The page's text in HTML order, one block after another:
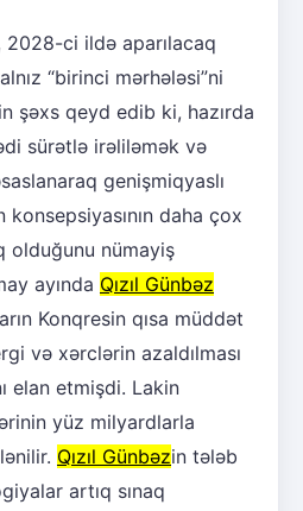
ci ildə aparılacaq
“birinci mərhələsi”ni
şəxs qeyd edib ki, hazırda
sürətlə irəliləmək və
genişmiqyaslı
daha çox
olduğunu nümayiş
ayında Qızıl Günbəz
Konqresin qısa müddət
və xərclərin azaldılması
elan etmişdi. Lakin
yüz milyardlarla
Qızıl Günbəzin tələb
artıq sınaq